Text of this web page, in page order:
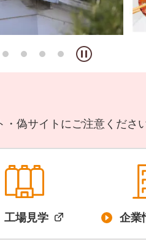
・偽サイトにご注意くださ
工場見学 企業